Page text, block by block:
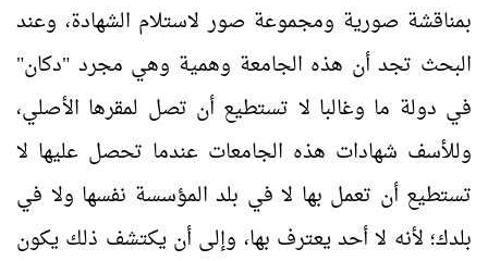
بمناقشة صورية ومجموعة صور لاستلام الشهادة، وعند
البحث تجد أن هذه الجامعة وهمية وهي مجرد "دكان"
في دولة ما وغالبا لا تستطيع أن تصل لمقرها الأصلي،
وللأسف شهادات هذه الجامعات عندما تحصل عليها لا
تستطيع أن تعمل بها لا في بلد المؤسسة نفسها ولا في
بلدك؛ لأنه لا أحد يعترف بها، وإلى أن يكتشف ذلك يكون